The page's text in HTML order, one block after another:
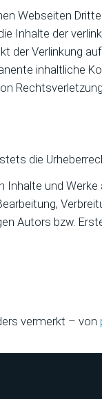
Webseiten
Inhalte der
der Verlinkung
inhaltliche
die
Inhalte und
Autors bzw.
vermerkt – von